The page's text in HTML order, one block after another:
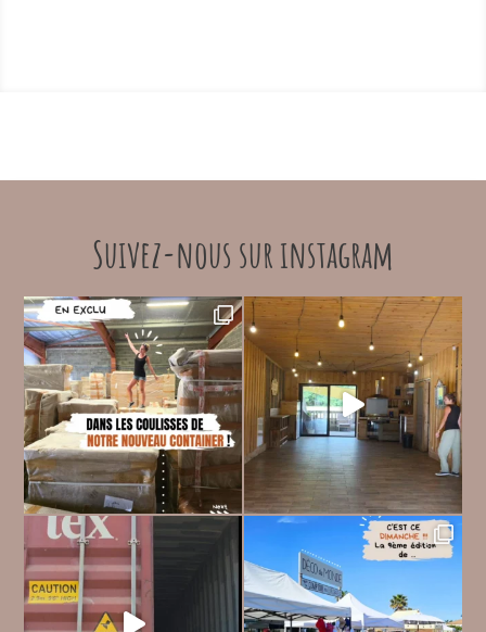
Suivez-nous sur instagram